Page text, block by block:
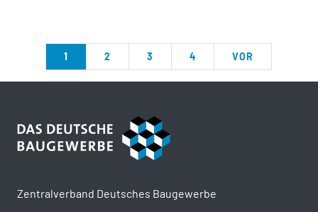
1 2 3 4 VOR
Zentralverband Deutsches Baugewerbe